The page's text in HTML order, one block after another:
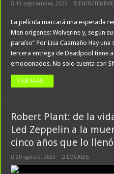
11 septiembre, 2023
La película marcará una esperada
Men orígenes: Wolverine y, según
paraíso” Por Lisa Caamaño Hay
tercera entrega de Deadpool tiene
emocionados. No solo cuenta con
VER MAS...
Robert Plant: de la
Led Zeppelin a la
cinco años que lo
20 agosto, 2023 LOCALES